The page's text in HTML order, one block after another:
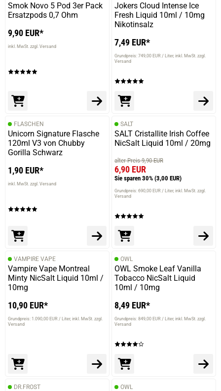
Smok Novo 5 Pod 3er Pack
Ersatzpods 0,7 Ohm
9,90 EUR*
inkl. MwSt. zzgl. Versand
Jokers Cloud Intense Ice
Fresh Liquid 10ml / 10mg
Nikotinsalz
7,49 EUR*
Grundpreis: 749,00 EUR / Liter inkl. MwSt. zzgl.
Versand
FLASCHEN
Unicorn Signature Flasche
120ml V3 von Chubby
Gorilla Schwarz
1,90 EUR*
inkl. MwSt. zzgl. Versand
SALT
SALT Cristallite Irish Coffee
NicSalt Liquid 10ml / 20mg
alter Preis 9,90 EUR
6,90 EUR
Sie sparen 30% (3,00 EUR)
Grundpreis: 690,00 EUR / Liter inkl. MwSt. zzgl.
Versand
VAMPIRE VAPE
Vampire Vape Montreal
Minty NicSalt Liquid 10ml /
10mg
10,90 EUR*
Grundpreis: 1.090,00 EUR / Liter inkl. MwSt. zzgl.
Versand
OWL
OWL Smoke Leaf Vanilla
Tobacco NicSalt Liquid
10ml / 10mg
8,49 EUR*
Grundpreis: 849,00 EUR / Liter inkl. MwSt. zzgl.
Versand
DR.FROST OWL